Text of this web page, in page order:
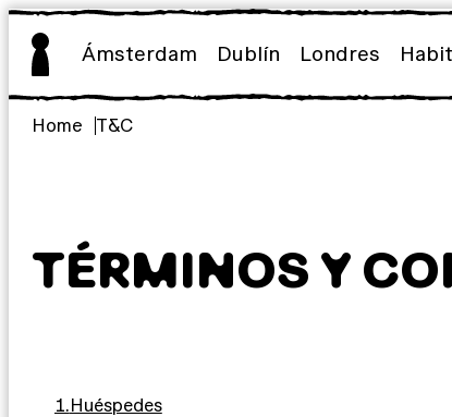
Saltar
contenido
Ámsterdam Dublín Londres
Home T&C
TÉRMINOS Y
1.Huéspedes